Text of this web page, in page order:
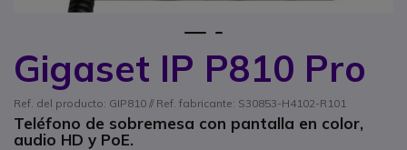
Gigaset IP P810 Pro
Ref. del producto: GIP810 // Ref. fabricante: S30853-H4102-R101
Teléfono de sobremesa con pantalla en color,
audio HD y PoE.
Saltar al comienzo de la galería de imágenes